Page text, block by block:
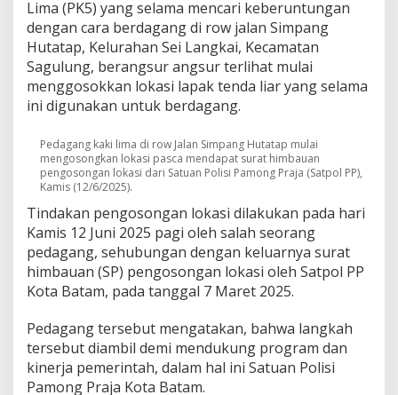
J
a
l
a
n
S
i
p
a
n
u
t
a
t
p
n
u
Lima (PK5) yang selama mencari keberuntungan
dengan cara berdagang di row jalan Simpang
Hutatap, Kelurahan Sei Langkai, Kecamatan
Sagulung, berangsur angsur terlihat mulai
menggosokkan lokasi lapak tenda liar yang selama
ini digunakan untuk berdagang.
Pedagang kaki lima di row Jalan Simpang Hutatap mulai
mengosongkan lokasi pasca mendapat surat himbauan
pengosongan lokasi dari Satuan Polisi Pamong Praja (Satpol PP),
Kamis (12/6/2025).
Tindakan pengosongan lokasi dilakukan pada hari
Kamis 12 Juni 2025 pagi oleh salah seorang
pedagang, sehubungan dengan keluarnya surat
himbauan (SP) pengosongan lokasi oleh Satpol PP
Kota Batam, pada tanggal 7 Maret 2025.
Pedagang tersebut mengatakan, bahwa langkah
tersebut diambil demi mendukung program dan
kinerja pemerintah, dalam hal ini Satuan Polisi
Pamong Praja Kota Batam.